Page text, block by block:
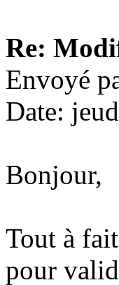
Re:
Envoyé
Date:
Bonjour,
Tout à
pour